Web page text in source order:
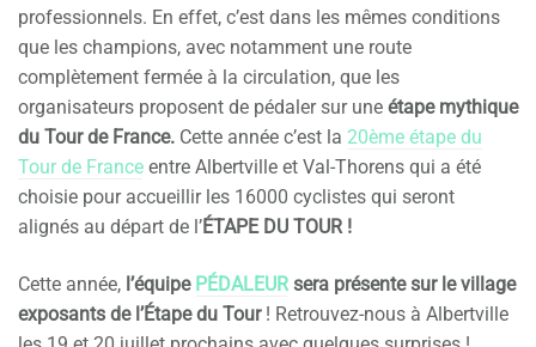
professionnels. En effet, c’est dans les mêmes conditions
que les champions, avec notamment une route
complètement fermée à la circulation, que les
organisateurs proposent de pédaler sur une étape mythique
du Tour de France. Cette année c’est la 20ème étape du
Tour de France entre Albertville et Val-Thorens qui a été
choisie pour accueillir les 16000 cyclistes qui seront
alignés au départ de l’ÉTAPE DU TOUR !
Cette année, l’équipe PÉDALEUR sera présente sur le village
exposants de l’Étape du Tour! Retrouvez-nous à Albertville